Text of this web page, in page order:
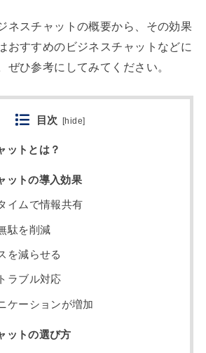
ネスチャットの概要から、その効果
おすすめのビジネスチャットなどに
ぜひ参考にしてみてください。
目次 [hide]
ットとは？
ットの導入効果
イムで情報共有
駄を削減
を減らせる
ラブル対応
ケーションが増加
ットの選び方